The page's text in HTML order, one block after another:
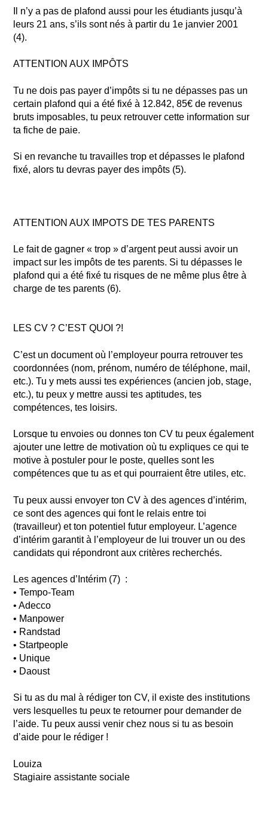
Il n’y a pas de plafond aussi pour les étudiants jusqu’à
leurs 21 ans, s’ils sont nés à partir du 1e janvier 2001
(4).
ATTENTION AUX IMPÔTS
Tu ne dois pas payer d’impôts si tu ne dépasses pas un
certain plafond qui a été fixé à 12.842, 85€ de revenus
bruts imposables, tu peux retrouver cette information sur
ta fiche de paie.
Si en revanche tu travailles trop et dépasses le plafond
fixé, alors tu devras payer des impôts (5).
ATTENTION AUX IMPOTS DE TES PARENTS
Le fait de gagner « trop » d’argent peut aussi avoir un
impact sur les impôts de tes parents. Si tu dépasses le
plafond qui a été fixé tu risques de ne même plus être à
charge de tes parents (6).
LES CV ? C’EST QUOI ?!
C’est un document où l’employeur pourra retrouver tes
coordonnées (nom, prénom, numéro de téléphone, mail,
etc.). Tu y mets aussi tes expériences (ancien job, stage,
etc.), tu peux y mettre aussi tes aptitudes, tes
compétences, tes loisirs.
Lorsque tu envoies ou donnes ton CV tu peux également
ajouter une lettre de motivation où tu expliques ce qui te
motive à postuler pour le poste, quelles sont les
compétences que tu as et qui pourraient être utiles, etc.
Tu peux aussi envoyer ton CV à des agences d’intérim,
ce sont des agences qui font le relais entre toi
(travailleur) et ton potentiel futur employeur. L’agence
d’intérim garantit à l’employeur de lui trouver un ou des
candidats qui répondront aux critères recherchés.
Les agences d’Intérim (7) :
• Tempo-Team
• Adecco
• Manpower
• Randstad
• Startpeople
• Unique
• Daoust
Si tu as du mal à rédiger ton CV, il existe des institutions
vers lesquelles tu peux te retourner pour demander de
l’aide. Tu peux aussi venir chez nous si tu as besoin
d’aide pour le rédiger !
Louiza
Stagiaire assistante sociale